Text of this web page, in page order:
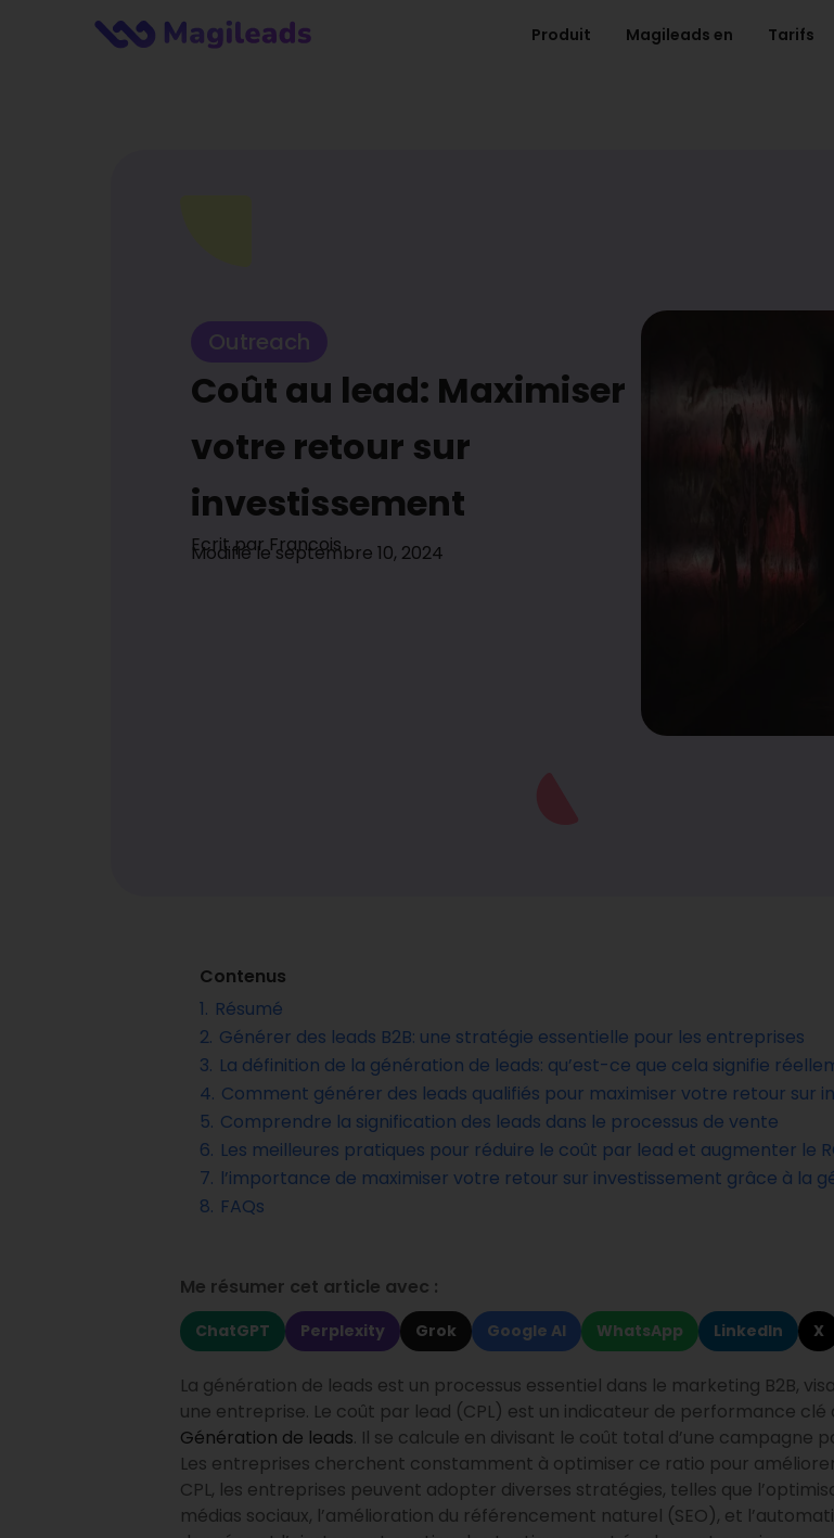
Produit Magileads en Tarifs
Outreach
Coût au lead: Maximiser
votre retour sur
investissement
Ecrit parFrancois
Modifié le septembre 10, 2024
Contenus
1. Résumé
2. Générer des leads B2B: une stratégie essentielle pour les entreprises
3. La définition de la génération de leads: qu’est-ce que cela signifie
4. Comment générer des leads qualifiés pour maximiser votre retour sur
5. Comprendre la signification des leads dans le processus de vente
6. Les meilleures pratiques pour réduire le coût par lead et augmenter le
7. l’importance de maximiser votre retour sur investissement grâce à la
8. FAQs
Me résumer cet article avec :
ChatGPT Perplexity Grok Google AI WhatsApp LinkedIn X
La génération de leads est un processus essentiel dans le marketing B2B,
une entreprise. Le coût par lead (CPL) est un indicateur de performance
Génération de leads. Il se calcule en divisant le coût total d’une campagne
Les entreprises cherchent constamment à optimiser ce ratio pour
CPL, les entreprises peuvent adopter diverses stratégies, telles que
médias sociaux, l’amélioration du référencement naturel (SEO), et